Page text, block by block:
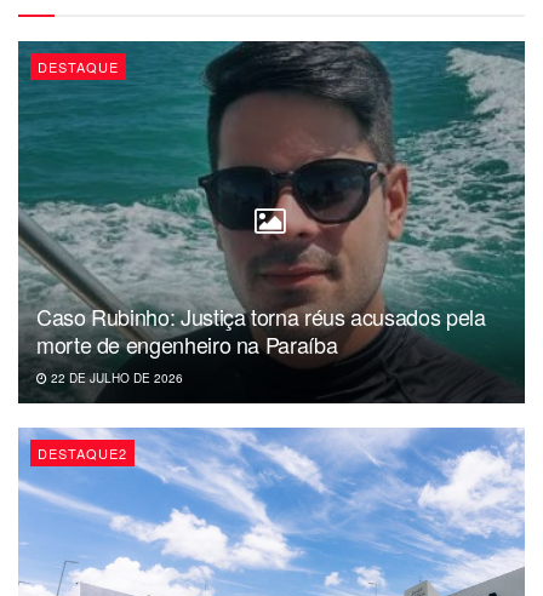
View this post on Instagram
A post shared by Wilton Maia Velez (@wiltonmaiavelez)
DESTAQUE
Caso Rubinho: Justiça torna réus acusados pela
morte de engenheiro na Paraíba
22 DE JULHO DE 2026
DESTAQUE2